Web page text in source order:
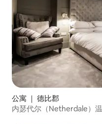
公寓 ｜ 德比郡
内瑟代尔（Netherdale）